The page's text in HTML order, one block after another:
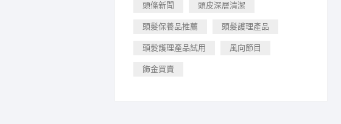
頭條新聞 頭皮深層清潔
頭髮保養品推薦 頭髮護理產品
頭髮護理產品試用 風向節目
飾金買賣